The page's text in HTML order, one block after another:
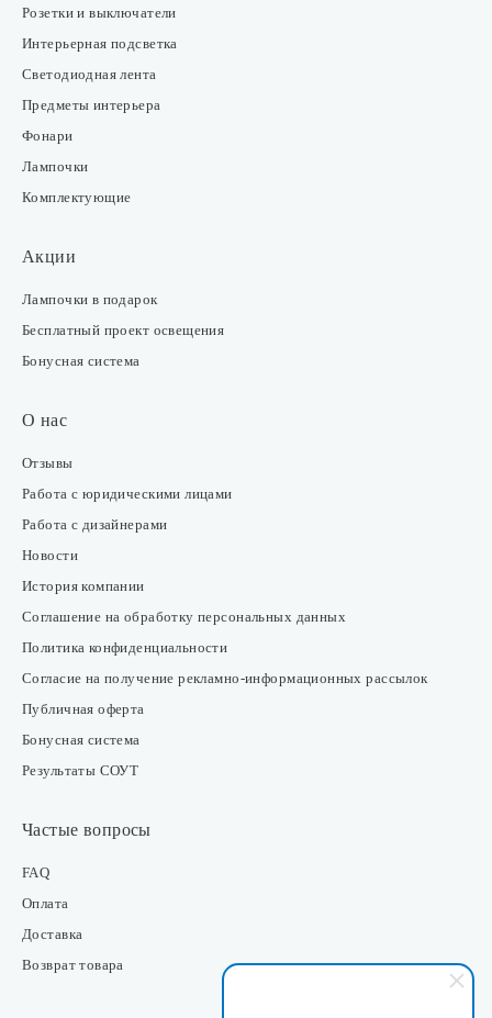
Розетки и выключатели
Интерьерная подсветка
Светодиодная лента
Предметы интерьера
Фонари
Лампочки
Комплектующие
Акции
Лампочки в подарок
Бесплатный проект освещения
Бонусная система
О нас
Отзывы
Работа с юридическими лицами
Работа с дизайнерами
Новости
История компании
Соглашение на обработку персональных данных
Политика конфиденциальности
Согласие на получение рекламно-информационных рассылок
Публичная оферта
Бонусная система
Результаты СОУТ
Частые вопросы
FAQ
Оплата
Доставка
Возврат товара